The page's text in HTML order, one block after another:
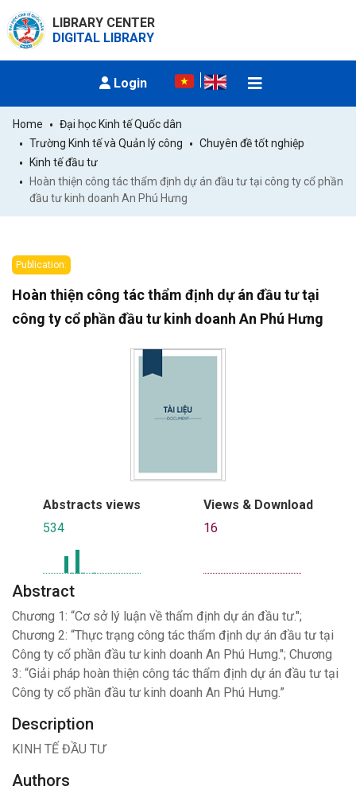
LIBRARY CENTER
DIGITAL LIBRARY
Login
Home
Đại học Kinh tế Quốc dân
Trường Kinh tế và Quản lý công
Chuyên đề tốt nghiệp
Kinh tế đầu tư
Hoàn thiện công tác thẩm định dự án đầu tư tại công ty cổ phần
đầu tư kinh doanh An Phú Hưng
Publication:
Hoàn thiện công tác thẩm định dự án đầu tư tại
công ty cổ phần đầu tư kinh doanh An Phú Hưng
Abstracts views
534
Views & Download
16
Abstract
Chương 1: “Cơ sở lý luận về thẩm định dự án đầu tư.";
Chương 2: “Thực trạng công tác thẩm định dự án đầu tư tại
Công ty cổ phần đầu tư kinh doanh An Phú Hưng."; Chương
3: “Giải pháp hoàn thiện công tác thẩm định dự án đầu tư tại
Công ty cổ phần đầu tư kinh doanh An Phú Hưng.”
Description
KINH TẾ ĐẦU TƯ
Authors